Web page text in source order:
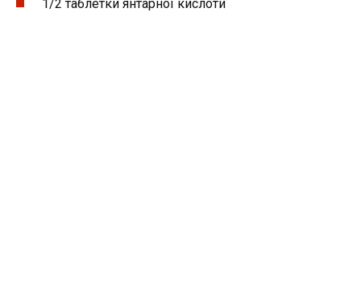
1/2 таблетки янтарної кислоти